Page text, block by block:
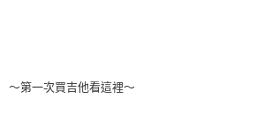
～第一次買吉他看這裡～